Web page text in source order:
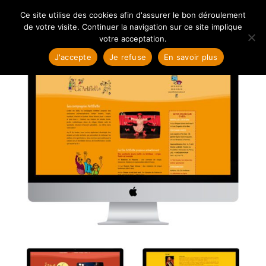
Ce site utilise des cookies afin d'assurer le bon déroulement
de votre visite. Continuer la navigation sur ce site implique
votre acceptation.
J'accepte
Je refuse En savoir plus